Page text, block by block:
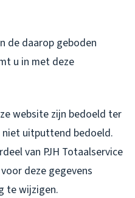
de daarop geboden
u in met deze
website zijn bedoeld ter
uitputtend bedoeld.
van PJH Totaalservice
deze gegevens
te wijzigen.